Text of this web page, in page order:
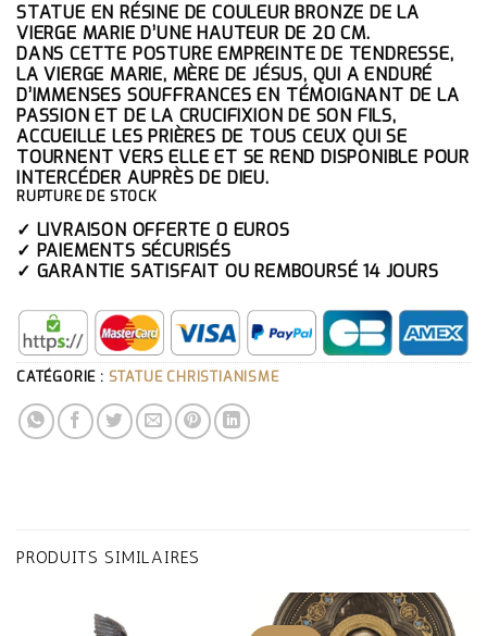
STATUE EN RÉSINE DE COULEUR BRONZE DE LA
VIERGE MARIE D’UNE HAUTEUR DE 20 CM.
DANS CETTE POSTURE EMPREINTE DE TENDRESSE,
LA VIERGE MARIE, MÈRE DE JÉSUS, QUI A ENDURÉ
D’IMMENSES SOUFFRANCES EN TÉMOIGNANT DE LA
PASSION ET DE LA CRUCIFIXION DE SON FILS,
ACCUEILLE LES PRIÈRES DE TOUS CEUX QUI SE
TOURNENT VERS ELLE ET SE REND DISPONIBLE POUR
INTERCÉDER AUPRÈS DE DIEU.
RUPTURE DE STOCK
✓ LIVRAISON OFFERTE 0 EUROS
✓ PAIEMENTS SÉCURISÉS
✓ GARANTIE SATISFAIT OU REMBOURSÉ 14 JOURS
CATÉGORIE : STATUE CHRISTIANISME
PRODUITS SIMILAIRES